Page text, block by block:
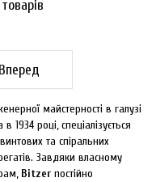
Вперед
майстерності в галузі
1934 році, спеціалізується
та спіральних
Завдяки власному
Bitzer постійно